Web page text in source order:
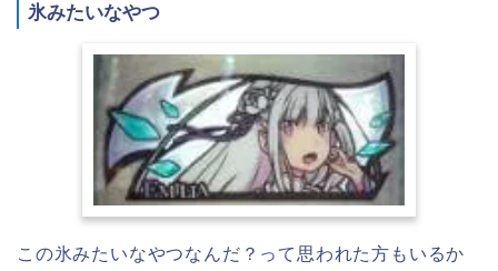
氷みたいなやつ
この氷みたいなやつなんだ？って思われた方もいるか